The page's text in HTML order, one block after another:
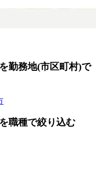
勤務地(市区町村)で
職種で絞り込む